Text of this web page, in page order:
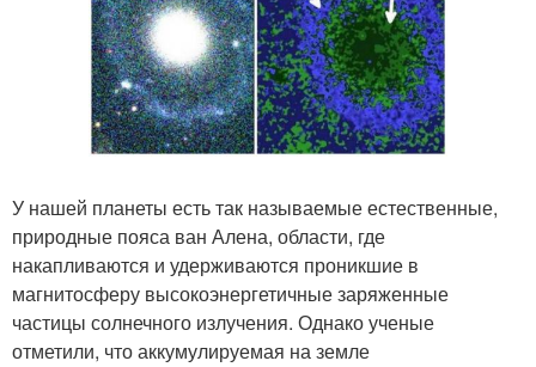
У нашей планеты есть так называемые естественные,
природные пояса ван Алена, области, где
накапливаются и удерживаются проникшие в
магнитосферу высокоэнергетичные заряженные
частицы солнечного излучения. Однако ученые
отметили, что аккумулируемая на земле